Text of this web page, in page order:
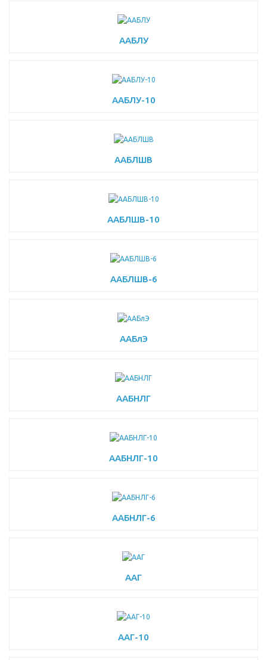
ААБЛУ
ААБЛУ-10
ААБЛШВ
ААБЛШВ-10
ААБЛШВ-6
ААБлЭ
ААБНЛГ
ААБНЛГ-10
ААБНЛГ-6
ААГ
ААГ-10